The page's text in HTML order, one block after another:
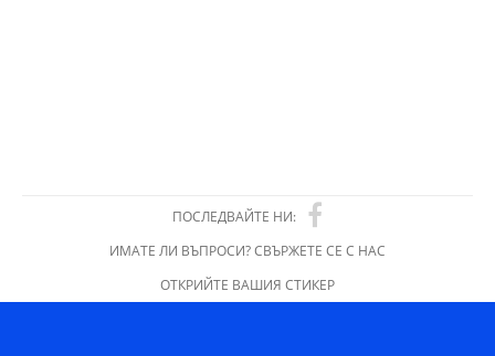
ПОСЛЕДВАЙТЕ НИ:
ИМАТЕ ЛИ ВЪПРОСИ? СВЪРЖЕТЕ СЕ С НАС
ОТКРИЙТЕ ВАШИЯ СТИКЕР